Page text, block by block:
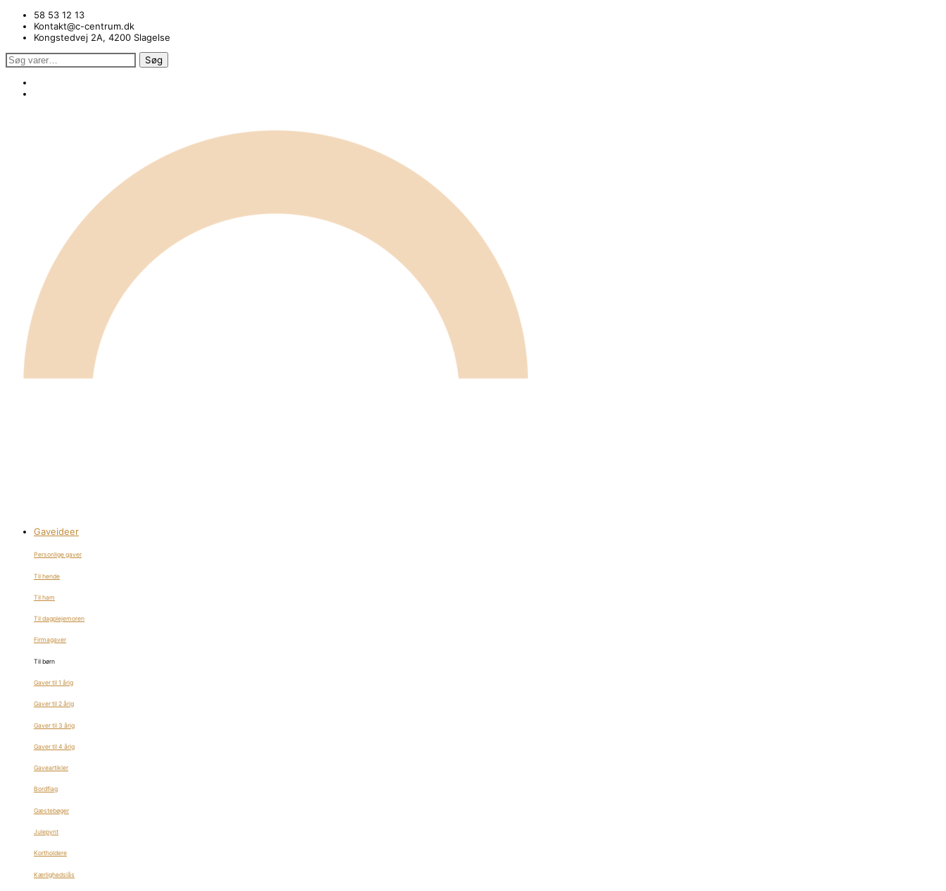
58 53 12 13
Kontakt@c-centrum.dk
Kongstedvej 2A, 4200 Slagelse
Søg
Søg
Gaveideer
Personlige gaver
Til hende
Til ham
Til dagplejemoren
Firmagaver
Til børn
Gaver til 1 årig
Gaver til 2 årig
Gaver til 3 årig
Gaver til 4 årig
Gaveartikler
Bordflag
Gæstebøger
Julepynt
Kortholdere
Kærlighedslås